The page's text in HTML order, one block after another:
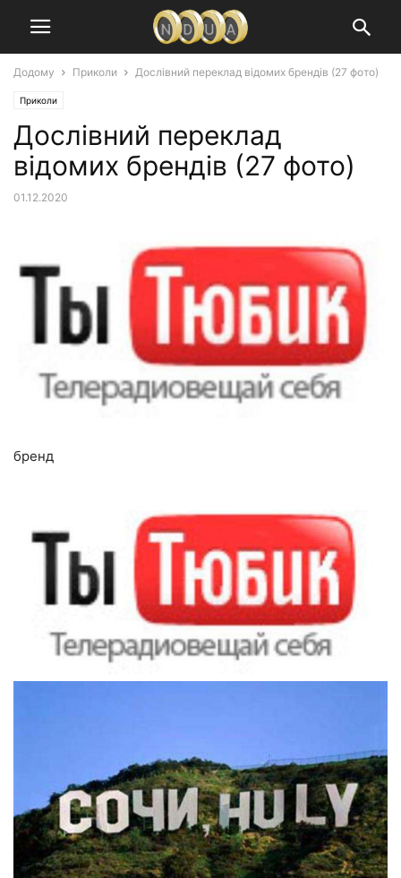
Додому Приколи Дослівний переклад відомих брендів (27 фото)
Приколи
Дослівний переклад
відомих брендів (27 фото)
01.12.2020
бренд